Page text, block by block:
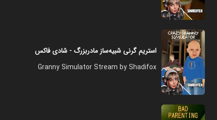
استریم گرنی شبیه‌ساز مادربزرگ - شادی فاکس
Granny Simulator Stream by Shadifox